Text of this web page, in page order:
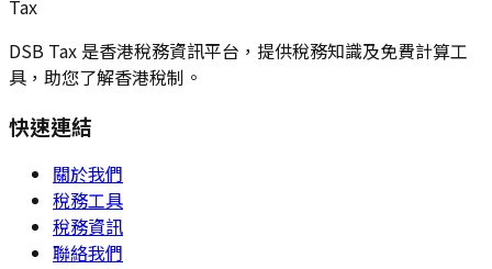
Tax
DSB Tax 是香港稅務資訊平台，提供稅務知識及免費計算工
具，助您了解香港稅制。
快速連結
關於我們
稅務工具
稅務資訊
聯絡我們